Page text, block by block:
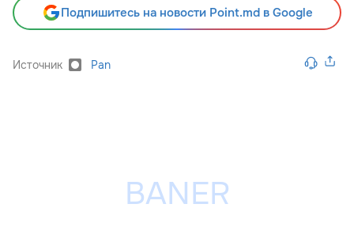
Подпишитесь на новости Point.md в Google
Источник Pan